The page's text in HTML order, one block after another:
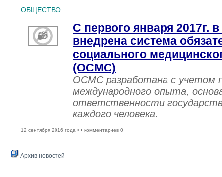
ОБЩЕСТВО
С первого января 2017г.
внедрена система
социального
(ОСМС)
ОСМС разработана с учетом
международного опыта,
ответственности
каждого человека.
12 сентября 2016 года • • комментариев 0
Архив новостей